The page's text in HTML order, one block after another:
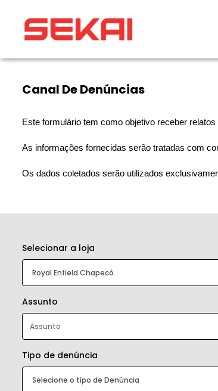
Canal De Denúncias
Este formulário tem como objetivo receber
As informações fornecidas serão tratadas com
Os dados coletados serão utilizados
Selecionar a loja
Assunto
Tipo de denúncia